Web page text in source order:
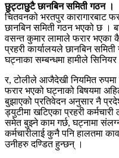
छुट्टाछुटै छानबिन समिती गठन ।
चितवनको भरतपुर कारागारबाट
छानबिन समिती गठन भएको छ ।
वसन्त कुमार लामाले फरार भएका
प्रहरी कार्यालयले छानबिन
घट्नाका सम्बन्धमा हामीले
र, टोलीले आजैदेखी नियमित
फरार भएको घट्नाको बिषयमा
बुझाएको प्रतिवेदन अनुसार नै
ड्युटीमा खटिएका प्रहरी
समेत बुझ्ने काम गर्छ, घट्नामा
कर्मचारीलाई कुनै पनि हालतमा
उनीहरु दण्डित हुन्छन् ।